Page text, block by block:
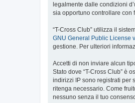
legalmente dalle condizioni
sia opportuno controllare con
“T-Cross Club” utilizza il
GNU General Public License
gestione. Per ulteriori
Accetti di non inviare alcun
Stato dove “T-Cross Club” è
indirizzi IP sono registrati per
ritenga necessario. Come
nessuno senza il tuo